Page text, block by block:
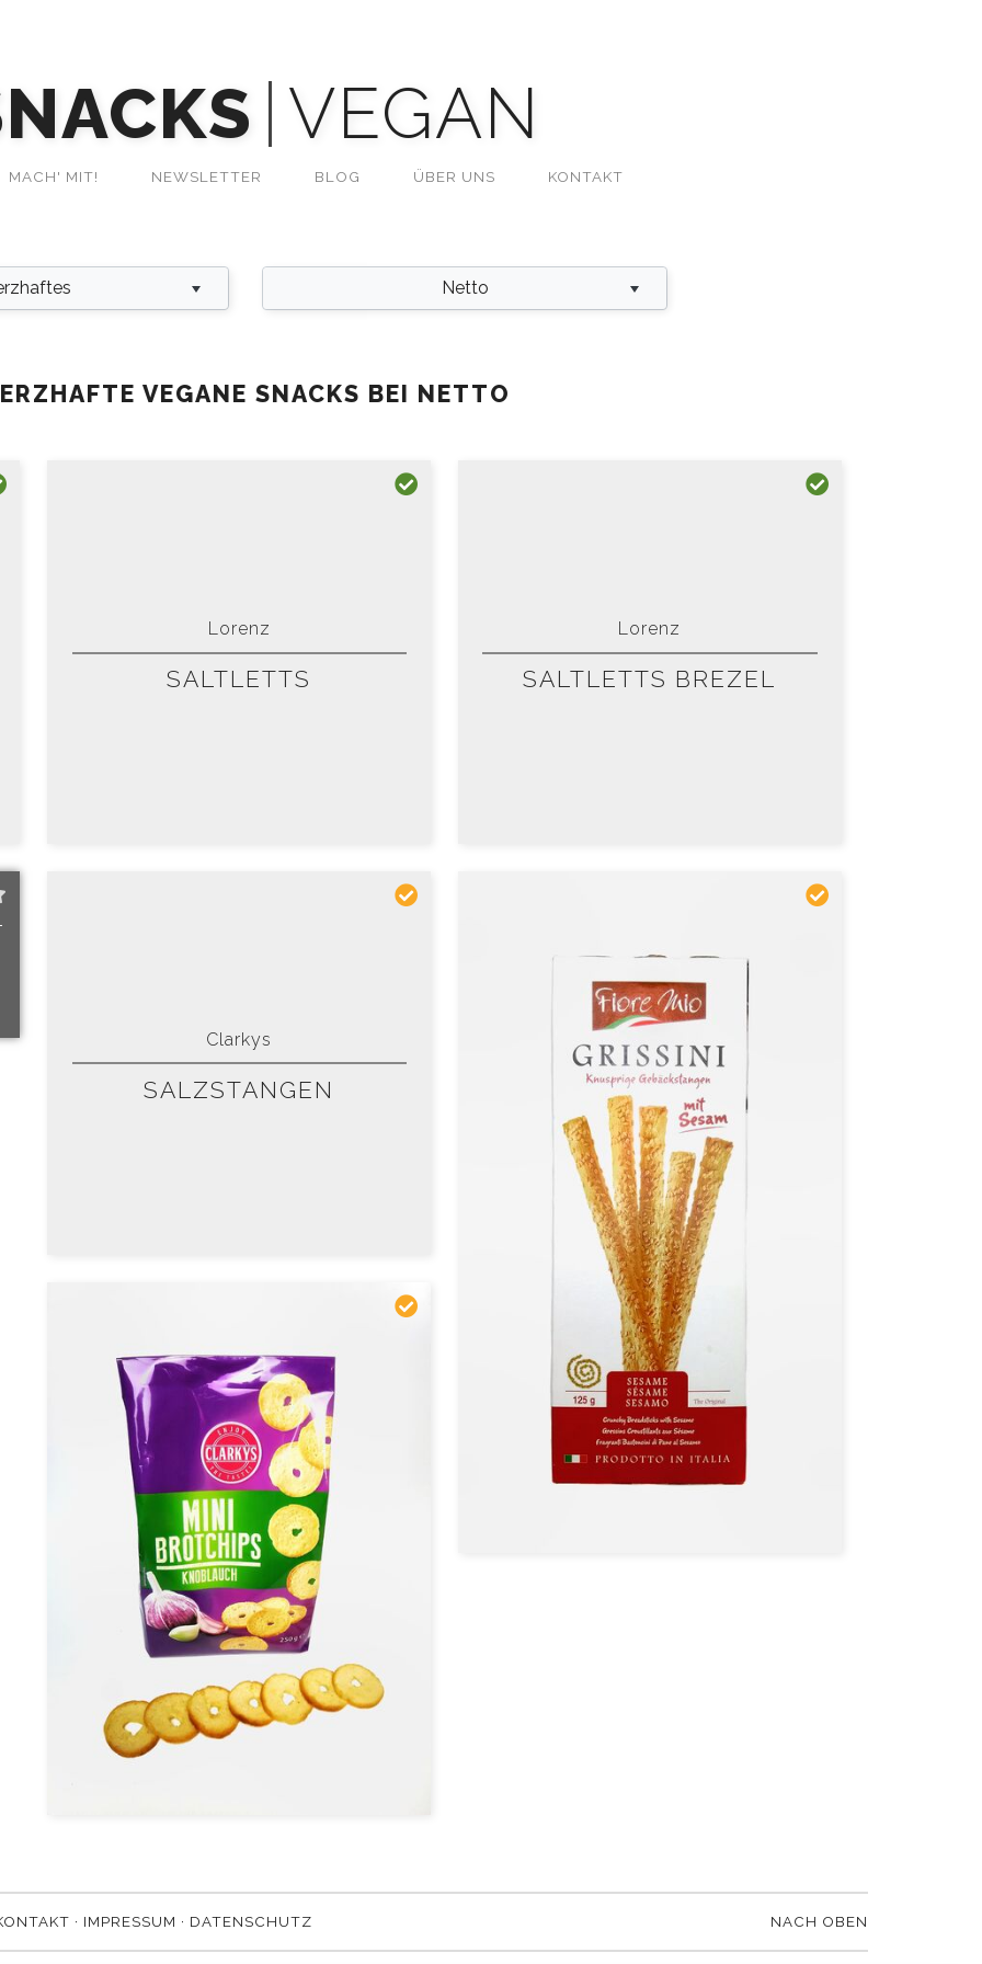
VEGAN
MACH' MIT! NEWSLETTER BLOG ÜBER UNS KONTAKT
Netto
VEGANE SNACKS BEI NETTO
Lorenz
SALTLETTS
Lorenz
SALTLETTS BREZEL
Clarkys
SALZSTANGEN
NACH OBEN
· IMPRESSUM · DATENSCHUTZ